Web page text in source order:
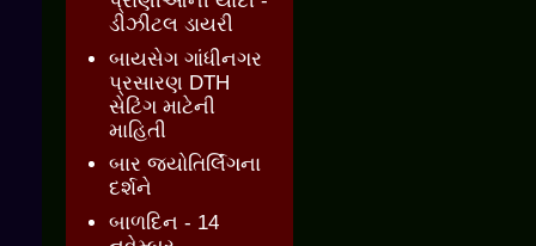
ડીઝીટલ ડાયરી
બાયસેગ ગાંધીનગર
પ્રસારણ DTH
સેટિંગ માટેની
માહિતી
બાર જ્‍યોતિર્લિંગના
દર્શને
બાળદિન - 14